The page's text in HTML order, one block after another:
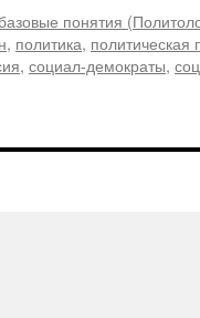
понятия
, политика, политическая
, социал-демократы,